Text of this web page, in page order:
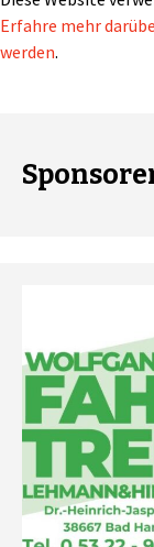
Erfahre mehr
werden.